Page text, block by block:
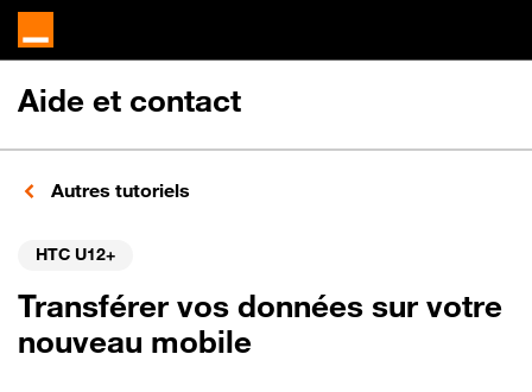
Aide et contact
Autres tutoriels
HTC U12+
Transférer vos données sur votre
nouveau mobile